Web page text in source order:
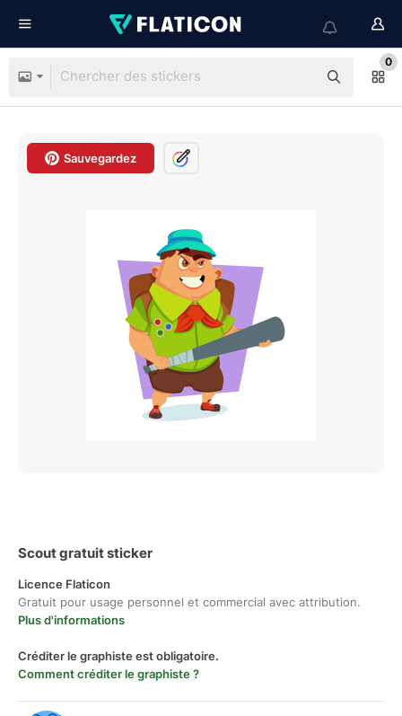
0
Sauvegardez
Scout gratuit sticker
Licence Flaticon
Gratuit pour usage personnel et commercial avec attribution.
Plus d'informations
Créditer le graphiste est obligatoire.
Comment créditer le graphiste ?